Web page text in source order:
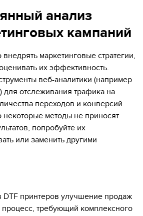
анализ
кампаний
маркетинговые стратегии,
их эффективность.
веб-аналитики (например
для отслеживания трафика на
переходов и конверсий.
некоторые методы не приносят
попробуйте их
или заменить другими
принтеров улучшение продаж
процесс, требующий комплексного